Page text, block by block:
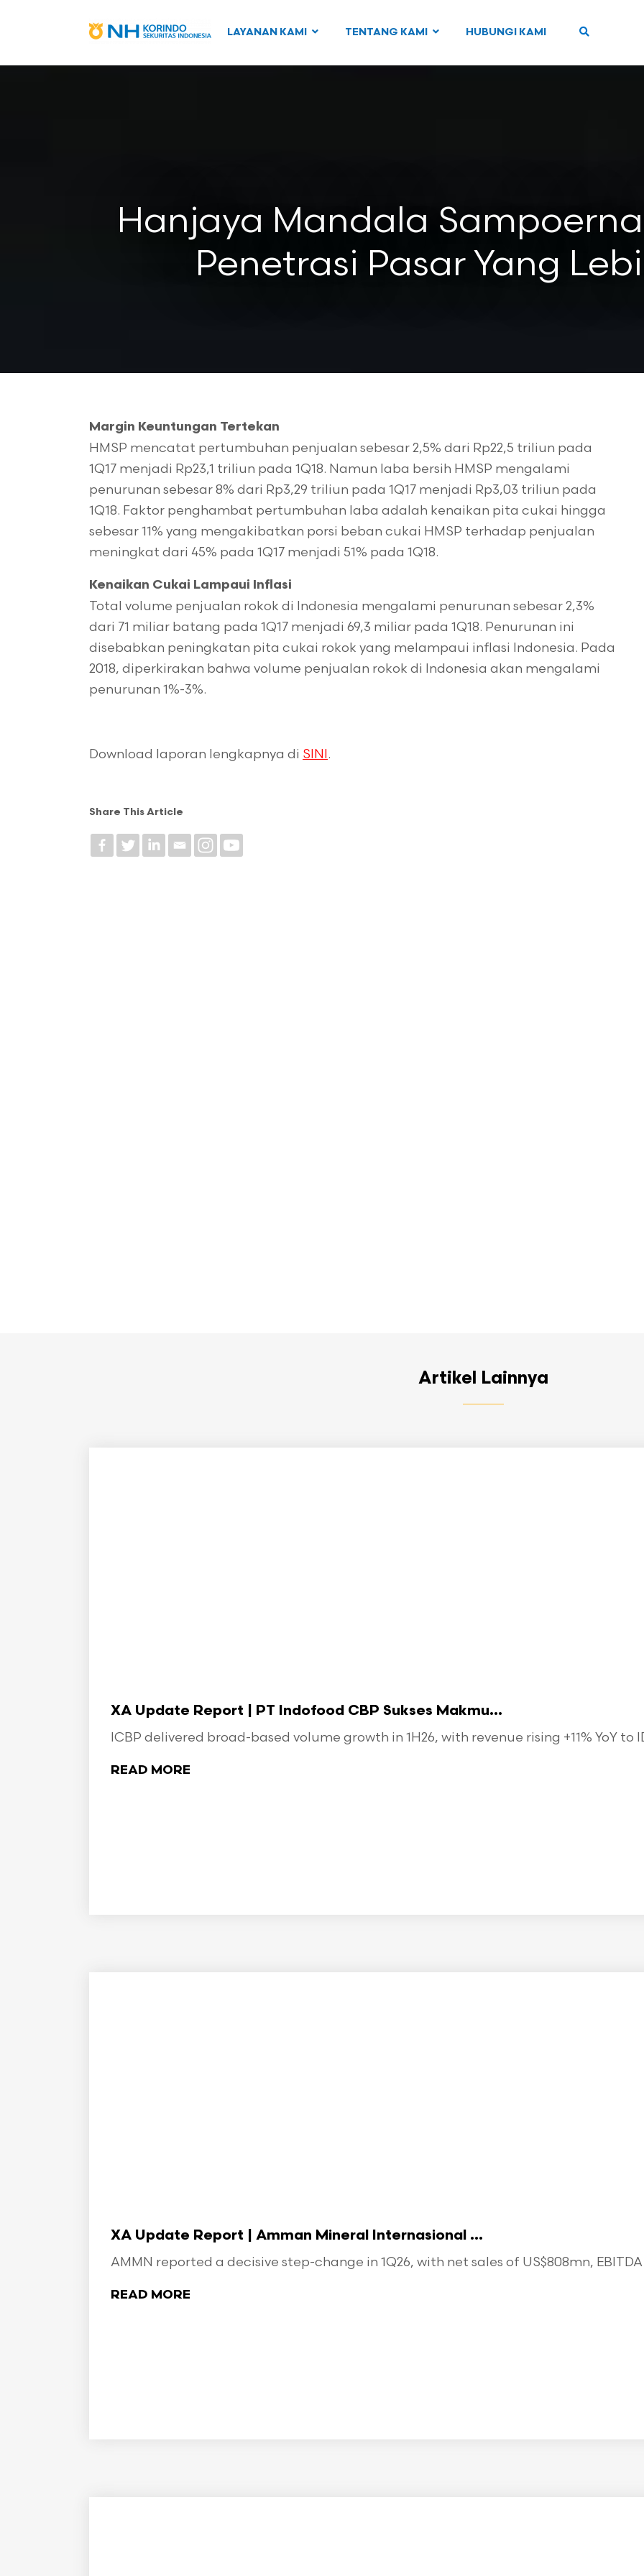
LAYANAN KAMI TENTANG KAMI HUBUNGI KAMI
Hanjaya Mandala Sampoerna
Penetrasi Pasar Yang
Margin Keuntungan Tertekan
HMSP mencatat pertumbuhan penjualan sebesar 2,5% dari Rp22,5 triliun pada
1Q17 menjadi Rp23,1 triliun pada 1Q18. Namun laba bersih HMSP mengalami
penurunan sebesar 8% dari Rp3,29 triliun pada 1Q17 menjadi Rp3,03 triliun pada
1Q18. Faktor penghambat pertumbuhan laba adalah kenaikan pita cukai hingga
sebesar 11% yang mengakibatkan porsi beban cukai HMSP terhadap penjualan
meningkat dari 45% pada 1Q17 menjadi 51% pada 1Q18.
Kenaikan Cukai Lampaui Inflasi
Total volume penjualan rokok di Indonesia mengalami penurunan sebesar 2,3%
dari 71 miliar batang pada 1Q17 menjadi 69,3 miliar pada 1Q18. Penurunan ini
disebabkan peningkatan pita cukai rokok yang melampaui inflasi Indonesia. Pada
2018, diperkirakan bahwa volume penjualan rokok di Indonesia akan mengalami
penurunan 1%-3%.
Download laporan lengkapnya di SINI .
Share This Article
Artikel Lainnya
XA Update Report | PT Indofood CBP Sukses Makmu...
ICBP delivered broad-based volume growth in 1H26, with revenue rising +11% YoY to
READ MORE
XA Update Report | Amman Mineral Internasional ...
AMMN reported a decisive step-change in 1Q26, with net sales of US$808mn, EBITDA
READ MORE